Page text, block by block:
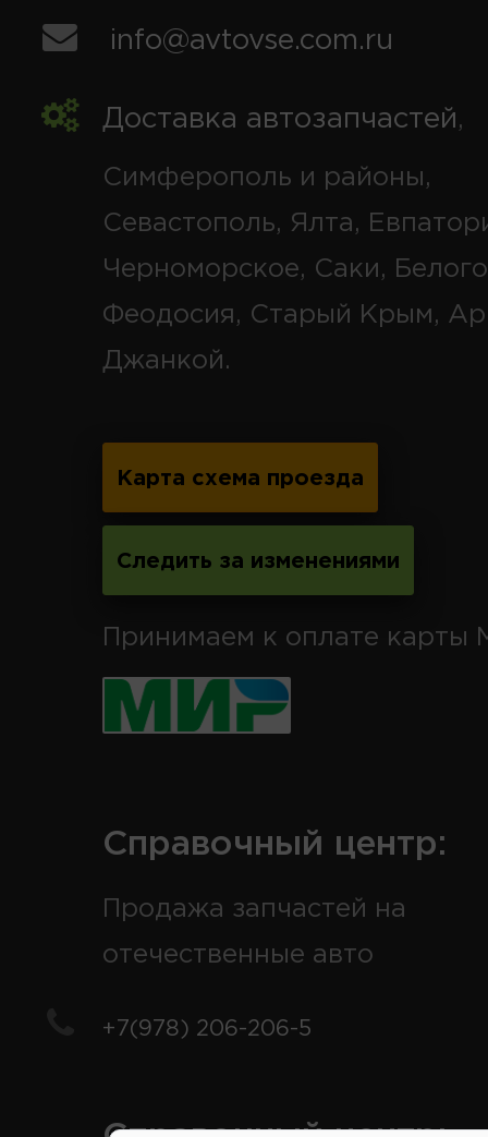
info@avtovse.com.ru
Доставка автозапчастей,
Симферополь и районы,
Севастополь, Ялта,
Черноморское, Саки,
Феодосия, Старый Крым,
Джанкой.
Карта схема проезда
Следить за изменениями
Принимаем к оплате карты
Справочный центр:
Продажа запчастей на
отечественные авто
+7(978) 206-206-5